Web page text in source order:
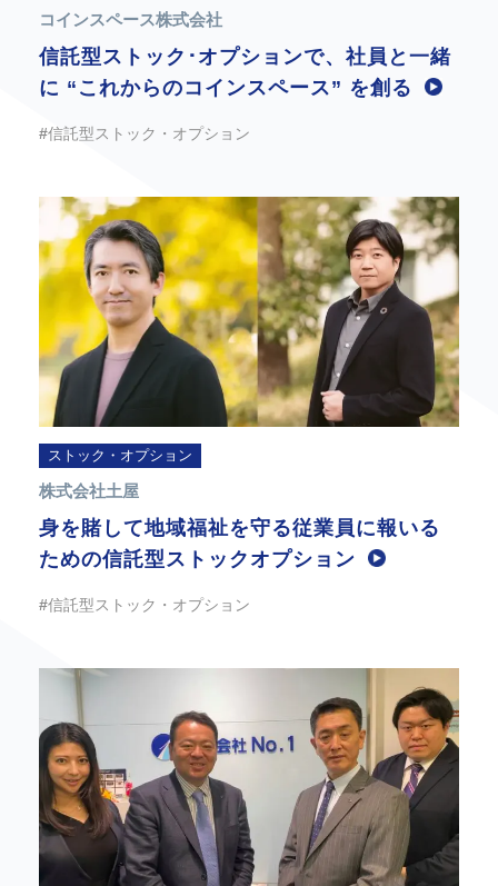
コインスペース株式会社
信託型ストック･オプションで、社員と一緒
に “これからのコインスペース” を創る
#信託型ストック・オプション
ストック・オプション
株式会社土屋
身を賭して地域福祉を守る従業員に報いる
ための信託型ストックオプション
#信託型ストック・オプション